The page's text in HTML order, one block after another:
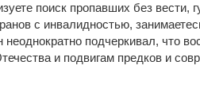
поиск пропавших без вести,
с инвалидностью,
подчеркивал, что
и подвигам предков и